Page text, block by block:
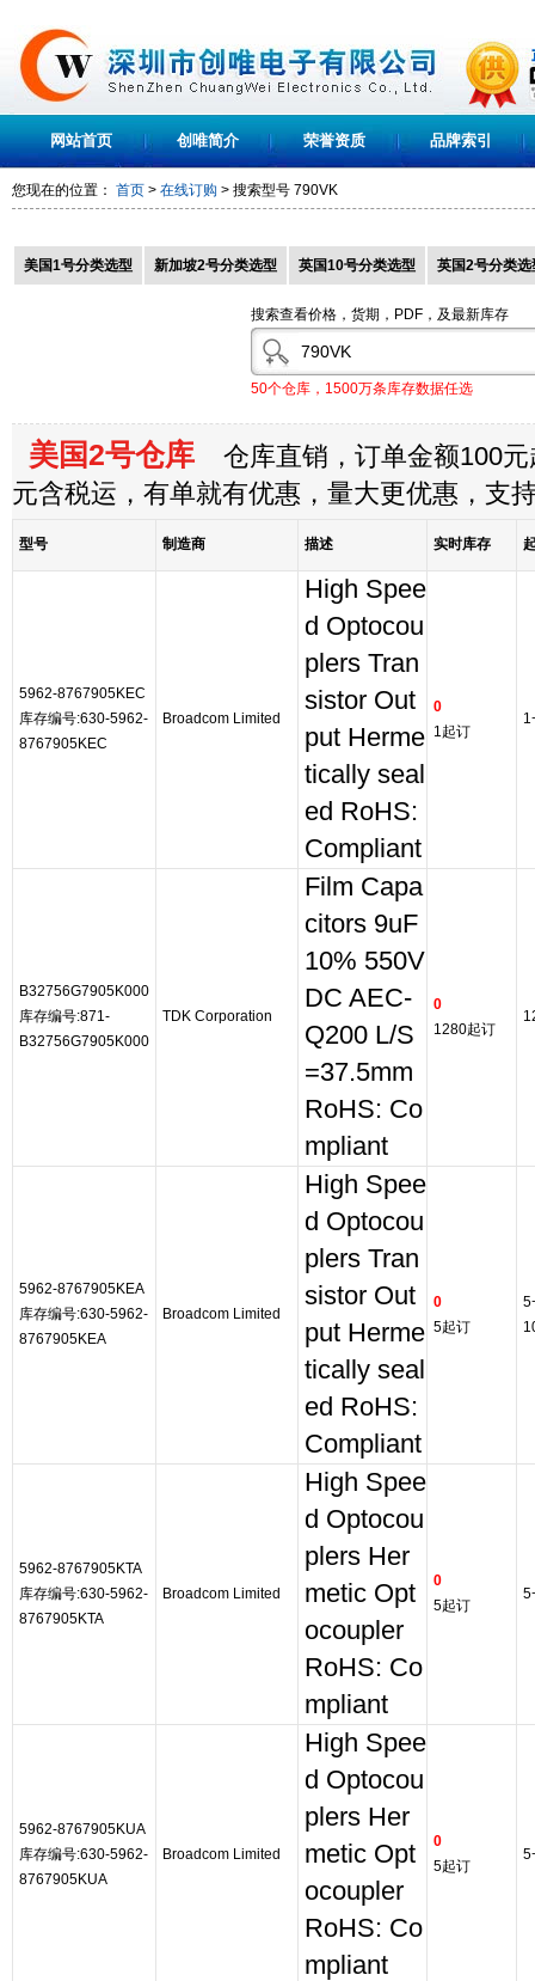
网站首页 创唯简介 荣誉资质 品牌索引
您现在的位置： 首页 > 在线订购 > 搜索型号 790VK
美国1号分类选型 新加坡2号分类选型 英国10号分类选型 英国2号分类选
搜索查看价格，货期，PDF，及最新库存
50个仓库，1500万条库存数据任选
美国2号仓库 仓库直销，订单金额100元
元含税运，有单就有优惠，量大更优惠，支
型号 制造商 描述 实时库存
5962-8767905KEC
库存编号:630-5962-
8767905KEC
Broadcom Limited
High Spee
d Optocou
plers Tran
sistor Out
put Herme
tically seal
ed RoHS:
Compliant
0
1起订
B32756G7905K000
库存编号:871-
B32756G7905K000
TDK Corporation
Film Capa
citors 9uF
10% 550V
DC AEC-
Q200 L/S
=37.5mm
RoHS: Co
mpliant
0
1280起订
5962-8767905KEA
库存编号:630-5962-
8767905KEA
Broadcom Limited
High Spee
d Optocou
plers Tran
sistor Out
put Herme
tically seal
ed RoHS:
Compliant
0
5起订
5962-8767905KTA
库存编号:630-5962-
8767905KTA
Broadcom Limited
High Spee
d Optocou
plers Her
metic Opt
ocoupler
RoHS: Co
mpliant
0
5起订
5962-8767905KUA
库存编号:630-5962-
8767905KUA
Broadcom Limited
High Spee
d Optocou
plers Her
metic Opt
ocoupler
RoHS: Co
mpliant
0
5起订